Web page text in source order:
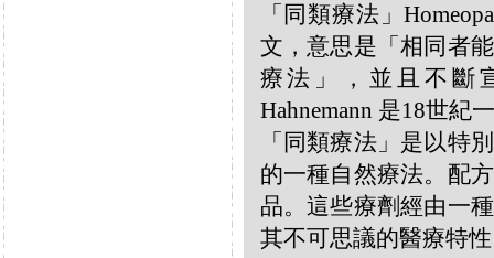
「同類療法」
文，意思是「相同者
療法」，並且不斷
Hahnemann 是18世紀
「同類療法」是以特
的一種自然療法。配
品。這些療劑經由一
其不可思議的醫療特